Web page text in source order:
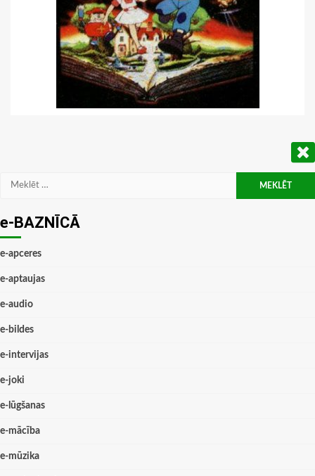
Meklēt:
e-BAZNĪCĀ
e-apceres
e-aptaujas
e-audio
e-bildes
e-intervijas
e-joki
e-lūgšanas
e-mācība
e-mūzika